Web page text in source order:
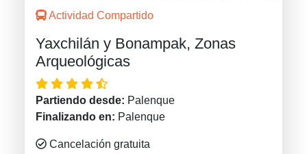
Actividad Compartido
Yaxchilán y Bonampak, Zonas
Arqueológicas
Partiendo desde: Palenque
Finalizando en: Palenque
Cancelación gratuita